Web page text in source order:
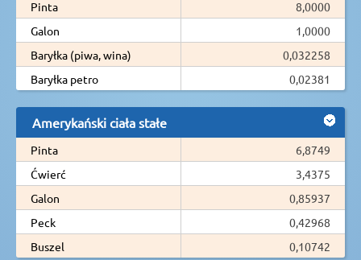
Pinta
8,0000
Galon
1,0000
Baryłka (piwa, wina)
0,032258
Baryłka petro
0,02381
Amerykański ciała stałe
Pinta
6,8749
Ćwierć
3,4375
Galon
0,85937
Peck
0,42968
Buszel
0,10742